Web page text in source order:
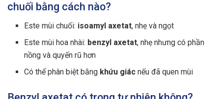
chuối bằng cách nào?
Este mùi chuối: isoamyl axetat, nhẹ và ngọt
Este mùi hoa nhài: benzyl axetat, nhẹ nhưng có phần
nồng và quyến rũ hơn
Có thể phân biệt bằng khứu giác nếu đã quen mùi